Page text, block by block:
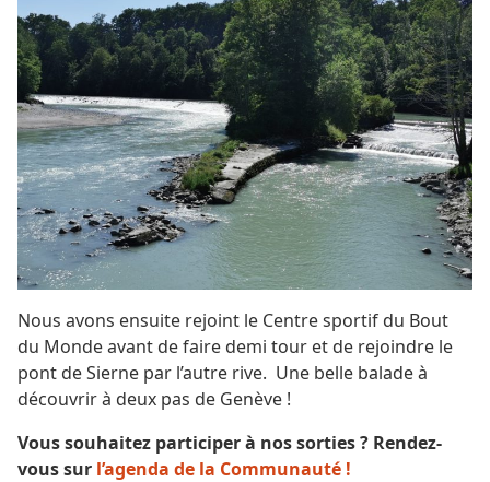
Nous avons ensuite rejoint le Centre sportif du Bout
du Monde avant de faire demi tour et de rejoindre le
pont de Sierne par l’autre rive. Une belle balade à
découvrir à deux pas de Genève !
Vous souhaitez participer à nos sorties ? Rendez-
vous sur l’agenda de la Communauté !